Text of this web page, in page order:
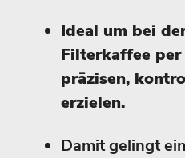
Ideal um bei
Filterkaffee per
präzisen,
erzielen.
Damit gelingt ein